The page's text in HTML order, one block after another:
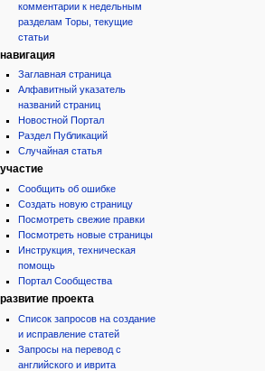
комментарии к недельным
разделам Торы, текущие
статьи
навигация
Заглавная страница
Алфавитный указатель
названий страниц
Новостной Портал
Раздел Публикаций
Случайная статья
участие
Сообщить об ошибке
Создать новую страницу
Посмотреть свежие правки
Посмотреть новые страницы
Инструкция, техническая
помощь
Портал Сообщества
развитие проекта
Список запросов на создание
и исправление статей
Запросы на перевод с
английского и иврита